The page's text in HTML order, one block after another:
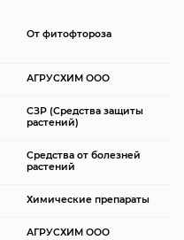
От фитофтороза
АГРУСХИМ ООО
СЗР (Средства защиты
растений)
Средства от болезней
растений
Химические препараты
АГРУСХИМ ООО